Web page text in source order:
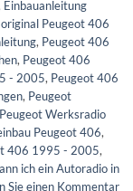
Einbauanleitung
original Peugeot 406
, Peugeot 406
, Peugeot 406
- 2005, Peugeot 406
, Peugeot
Peugeot Werksradio
Peugeot 406,
406 1995 - 2005,
ich ein Autoradio in
Sie einen Kommentar